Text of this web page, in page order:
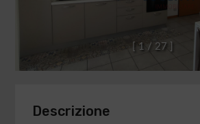
1 / 2 7
Descrizione